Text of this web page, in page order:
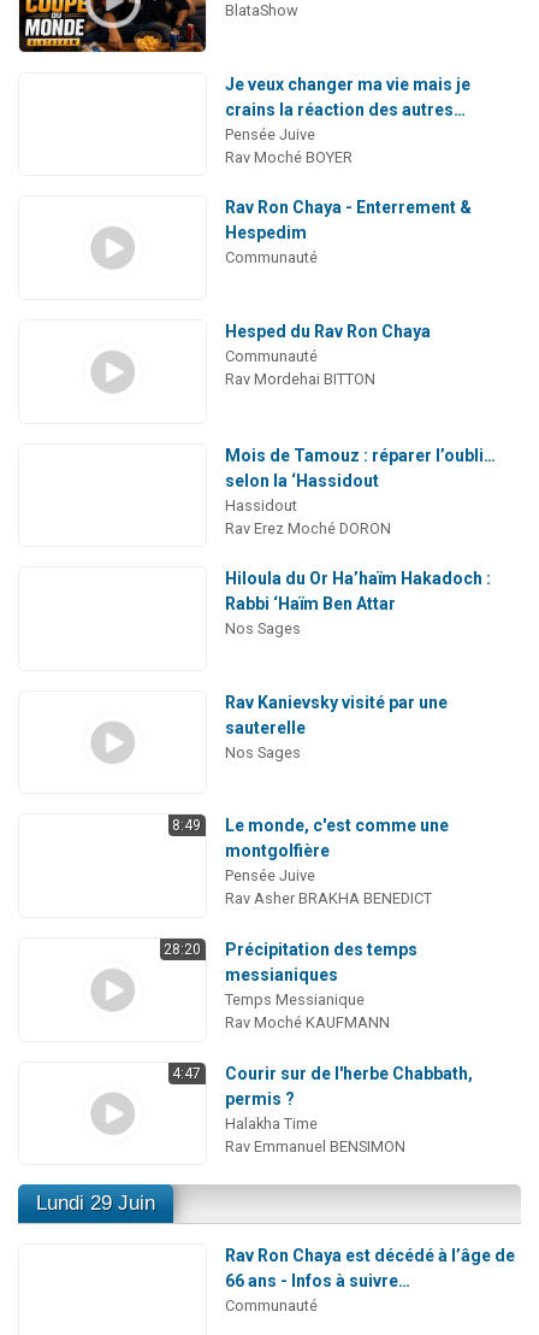
BlataShow
Je veux changer ma vie mais je
crains la réaction des autres…
Pensée Juive
Rav Moché BOYER
Rav Ron Chaya - Enterrement &
Hespedim
Communauté
Hesped du Rav Ron Chaya
Communauté
Rav Mordehai BITTON
Mois de Tamouz : réparer l’oubli…
selon la ‘Hassidout
Hassidout
Rav Erez Moché DORON
Hiloula du Or Ha’haïm Hakadoch :
Rabbi ‘Haïm Ben Attar
Nos Sages
Rav Kanievsky visité par une
sauterelle
Nos Sages
8:49
Le monde, c'est comme une
montgolfière
Pensée Juive
Rav Asher BRAKHA BENEDICT
28:20
Précipitation des temps
messianiques
Temps Messianique
Rav Moché KAUFMANN
4:47
Courir sur de l'herbe Chabbath,
permis ?
Halakha Time
Rav Emmanuel BENSIMON
Lundi 29 Juin
Rav Ron Chaya est décédé à l’âge de
66 ans - Infos à suivre…
Communauté